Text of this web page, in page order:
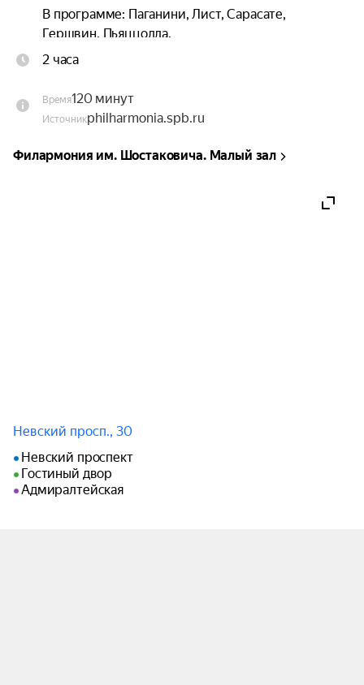
В программе: Паганини, Лист, Сарасате,
Гершвин, Пьяццолла.
антрактом.
2 часа
Время120 минут
Источникphilharmonia.spb.ru
Филармония им. Шостаковича. Малый зал
Невский просп., 30
Невский проспект
Гостиный двор
Адмиралтейская